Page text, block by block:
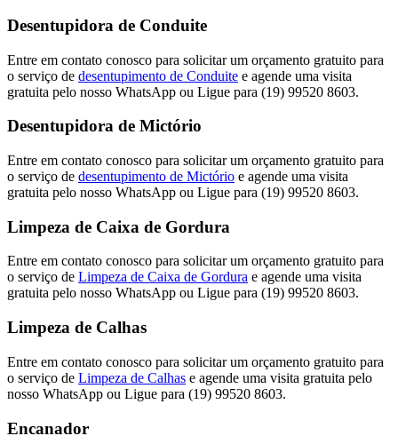
Desentupidora de Conduite
Entre em contato conosco para solicitar um orçamento gratuito para
o serviço de desentupimento de Conduite e agende uma visita
gratuita pelo nosso WhatsApp ou Ligue para (19) 99520 8603.
Desentupidora de Mictório
Entre em contato conosco para solicitar um orçamento gratuito para
o serviço de desentupimento de Mictório e agende uma visita
gratuita pelo nosso WhatsApp ou Ligue para (19) 99520 8603.
Limpeza de Caixa de Gordura
Entre em contato conosco para solicitar um orçamento gratuito para
o serviço de Limpeza de Caixa de Gordura e agende uma visita
gratuita pelo nosso WhatsApp ou Ligue para (19) 99520 8603.
Limpeza de Calhas
Entre em contato conosco para solicitar um orçamento gratuito para
o serviço de Limpeza de Calhas e agende uma visita gratuita pelo
nosso WhatsApp ou Ligue para (19) 99520 8603.
Encanador